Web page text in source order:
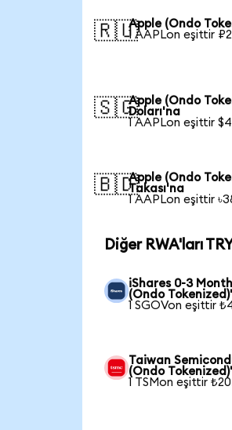
🇷🇺Apple (Ondo
1 AAPLon eşittir
🇸🇬Apple (Ondo
Doları'na
1 AAPLon eşittir
🇧🇩Apple (Ondo
Takası'na
1 AAPLon eşittir
Diğer RWA'ları
iShares 0-3
(Ondo
1 SGOVon eşittir
Taiwan
(Ondo
1 TSMon eşittir